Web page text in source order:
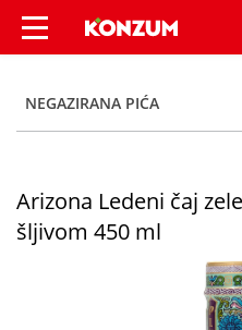
Arizona ledeni
NEGAZIRANA PIĆA
Arizona Ledeni čaj
šljivom 450 ml